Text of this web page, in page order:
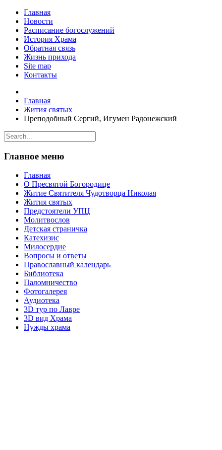
Главная
Новости
Расписание богослужений
История Храма
Обратная связь
Жизнь прихода
Site map
Контакты
Главная
Жития святых
Преподобный Сергий, Игумен Радонежский
Главное меню
Главная
О Пресвятой Богородице
Житие Святителя Чудотворца Николая
Жития святых
Предстоятели УПЦ
Молитвослов
Детская страничка
Катехизис
Милосердие
Вопросы и ответы
Православный календарь
Библиотека
Паломничество
Фотогалерея
Аудиотека
3D тур по Лавре
3D вид Храма
Нужды храма